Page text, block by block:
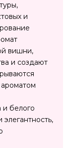
и
вишни,
и создают
и белого